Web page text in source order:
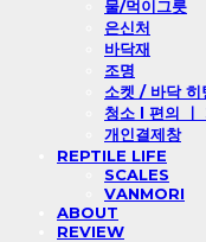
물/먹이그릇
은신처
바닥재
조명
소켓 / 바닥 히
청소 l 편의 ㅣ
개인결제창
REPTILE LIFE
SCALES
VANMORI
ABOUT
REVIEW